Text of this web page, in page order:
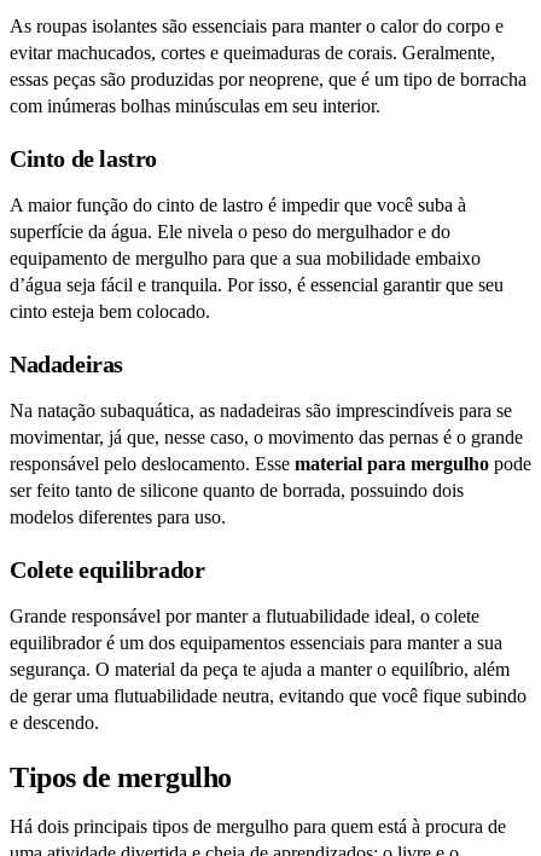
As roupas isolantes são essenciais para manter o calor do corpo e
evitar machucados, cortes e queimaduras de corais. Geralmente,
essas peças são produzidas por neoprene, que é um tipo de borracha
com inúmeras bolhas minúsculas em seu interior.
Cinto de lastro
A maior função do cinto de lastro é impedir que você suba à
superfície da água. Ele nivela o peso do mergulhador e do
equipamento de mergulho para que a sua mobilidade embaixo
d’água seja fácil e tranquila. Por isso, é essencial garantir que seu
cinto esteja bem colocado.
Nadadeiras
Na natação subaquática, as nadadeiras são imprescindíveis para se
movimentar, já que, nesse caso, o movimento das pernas é o grande
responsável pelo deslocamento. Esse material para mergulho pode
ser feito tanto de silicone quanto de borrada, possuindo dois
modelos diferentes para uso.
Colete equilibrador
Grande responsável por manter a flutuabilidade ideal, o colete
equilibrador é um dos equipamentos essenciais para manter a sua
segurança. O material da peça te ajuda a manter o equilíbrio, além
de gerar uma flutuabilidade neutra, evitando que você fique subindo
e descendo.
Tipos de mergulho
Há dois principais tipos de mergulho para quem está à procura de